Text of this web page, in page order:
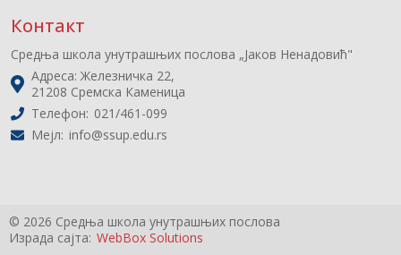
Контакт
Средња школа унутрашњих послова „Јаков Ненадовић"
Адреса: Железничка 22,
21208 Сремска Каменица
Телефон: 021/461-099
Мејл: info@ssup.edu.rs
© 2026 Средња школа унутрашњих послова
Израда сајта: WebBox Solutions